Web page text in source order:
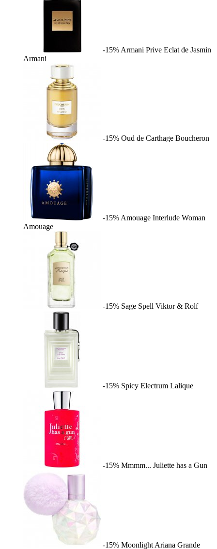
-15% Armani Prive Eclat de Jasmin
Armani
-15% Oud de Carthage Boucheron
-15% Amouage Interlude Woman
Amouage
-15% Sage Spell Viktor & Rolf
-15% Spicy Electrum Lalique
-15% Mmmm... Juliette has a Gun
-15% Moonlight Ariana Grande